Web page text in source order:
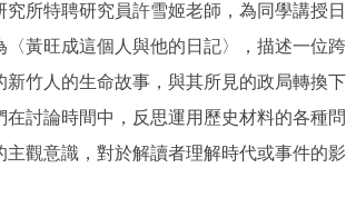
究所特聘研究員許雪姬老師，為同學講授日
〈黃旺成這個人與他的日記〉，描述一位跨
新竹人的生命故事，與其所見的政局轉換下
在討論時間中，反思運用歷史材料的各種問
主觀意識，對於解讀者理解時代或事件的影